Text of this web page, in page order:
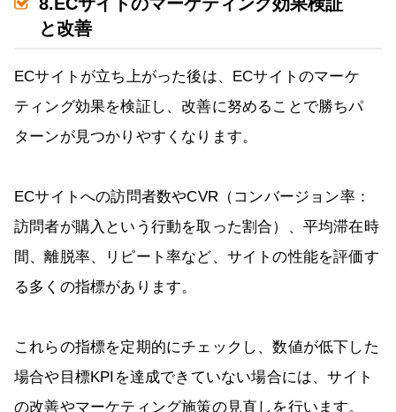
8.ECサイトのマーケティング効果検証
と改善
ECサイトが立ち上がった後は、ECサイトのマーケ
ティング効果を検証し、改善に努めることで勝ちパ
ターンが見つかりやすくなります。
ECサイトへの訪問者数やCVR（コンバージョン率：
訪問者が購入という行動を取った割合）、平均滞在時
間、離脱率、リピート率など、サイトの性能を評価す
る多くの指標があります。
これらの指標を定期的にチェックし、数値が低下した
場合や目標KPIを達成できていない場合には、サイト
の改善やマーケティング施策の見直しを行います。